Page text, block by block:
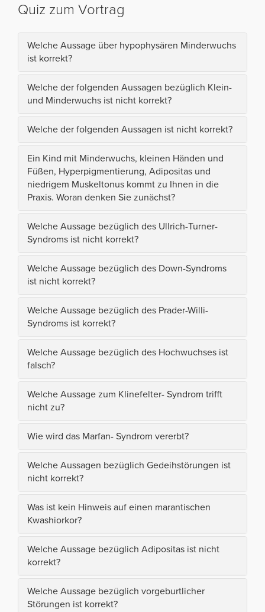
Quiz zum Vortrag
Welche Aussage über hypophysären Minderwuchs
ist korrekt?
Welche der folgenden Aussagen bezüglich Klein-
und Minderwuchs ist nicht korrekt?
Welche der folgenden Aussagen ist nicht korrekt?
Ein Kind mit Minderwuchs, kleinen Händen und
Füßen, Hyperpigmentierung, Adipositas und
niedrigem Muskeltonus kommt zu Ihnen in die
Praxis. Woran denken Sie zunächst?
Welche Aussage bezüglich des Ullrich-Turner-
Syndroms ist nicht korrekt?
Welche Aussage bezüglich des Down-Syndroms
ist nicht korrekt?
Welche Aussage bezüglich des Prader-Willi-
Syndroms ist korrekt?
Welche Aussage bezüglich des Hochwuchses ist
falsch?
Welche Aussage zum Klinefelter- Syndrom trifft
nicht zu?
Wie wird das Marfan- Syndrom vererbt?
Welche Aussagen bezüglich Gedeihstörungen ist
nicht korrekt?
Was ist kein Hinweis auf einen marantischen
Kwashiorkor?
Welche Aussage bezüglich Adipositas ist nicht
korrekt?
Welche Aussage bezüglich vorgeburtlicher
Störungen ist korrekt?